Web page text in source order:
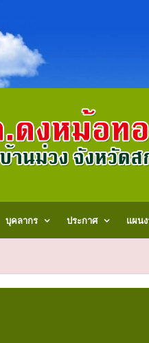
บุคลากร ประกาศ แผน